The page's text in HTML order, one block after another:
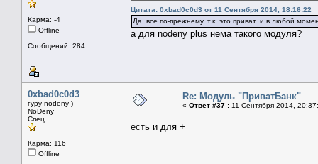
Карма: -4
Offline
Сообщений: 284
Цитата: 0xbad0c0d3 от 11 Сентября 2014, 18:16:22
Да, все по-прежнему. т.к. это приват. и в любой
а для nodeny plus нема такого модуля?
0xbad0c0d3
гуру nodeny )
NoDeny
Спец
Карма: 116
Offline
Re: Модуль "ПриватБанк"
« Ответ #37 : 11 Сентября 2014,
есть и для +